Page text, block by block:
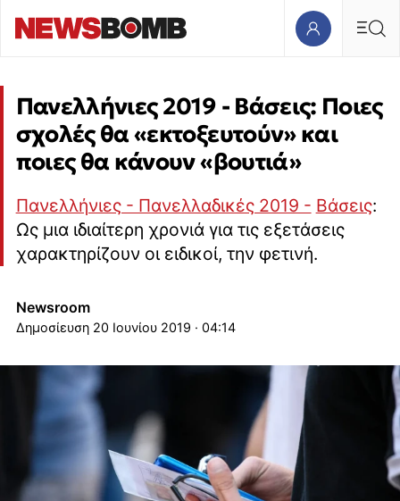
Πανελλήνιες 2019 - Βάσεις: Ποιες
σχολές θα «εκτοξευτούν» και
ποιες θα κάνουν «βουτιά»
Πανελλήνιες - Πανελλαδικές 2019 - Βάσεις:
Ως μια ιδιαίτερη χρονιά για τις εξετάσεις
χαρακτηρίζουν οι ειδικοί, την φετινή.
Newsroom
20 Ιουνίου 2019 · 04:14